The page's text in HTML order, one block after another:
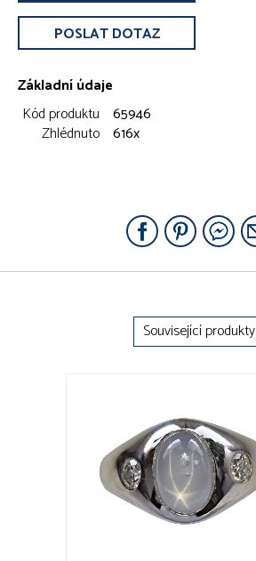
POSLAT DOTAZ
Základní údaje
Kód produktu 65946
Zhlédnuto 616x
Související produkty